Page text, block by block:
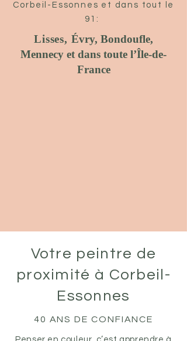
Corbeil-Essonnes et dans tout le
91:
Lisses, ​Évry,Bondoufle,
Mennecyet dans toute l’Île-de-
France
Votre peintre de
proximité à Corbeil-
Essonnes
40 ANS DE CONFIANCE